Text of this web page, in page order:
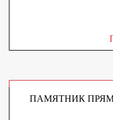
ПАМЯТНИК